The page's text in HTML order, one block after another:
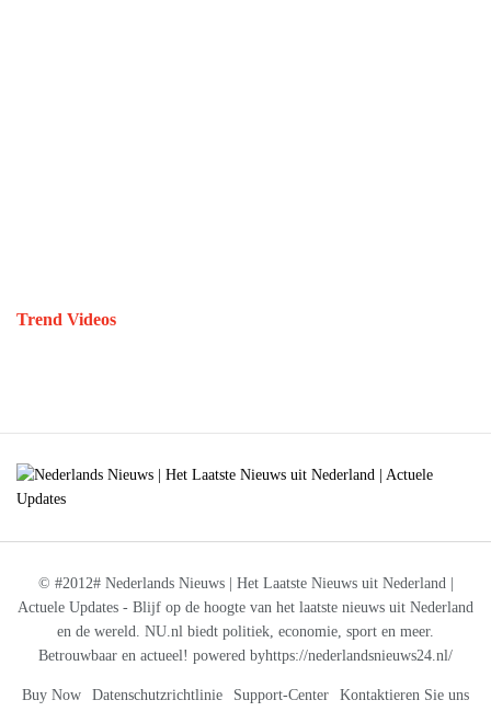
Trend Videos
© #2012# Nederlands Nieuws | Het Laatste Nieuws uit Nederland |
Actuele Updates - Blijf op de hoogte van het laatste nieuws uit Nederland
en de wereld. NU.nl biedt politiek, economie, sport en meer.
Betrouwbaar en actueel! powered byhttps://nederlandsnieuws24.nl/
Buy Now Datenschutzrichtlinie Support-Center Kontaktieren Sie uns